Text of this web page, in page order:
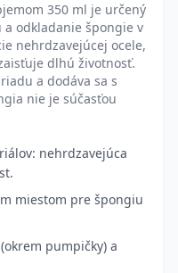
350 ml je určený
odkladanie špongie v
nehrdzavejúcej ocele,
dlhú životnosť.
a dodáva sa s
nie je súčasťou
nehrdzavejúca
miestom pre špongiu
pumpičky) a